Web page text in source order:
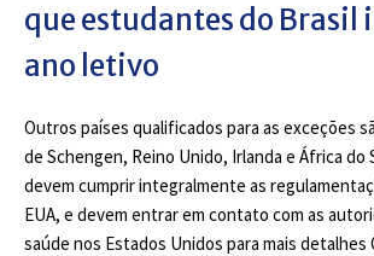
que estudantes do Brasil
ano letivo
Outros países qualificados para as exceções
de Schengen, Reino Unido, Irlanda e África do
devem cumprir integralmente as
EUA, e devem entrar em contato com as
saúde nos Estados Unidos para mais detalhes